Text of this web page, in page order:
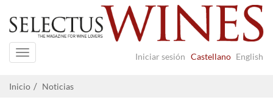
Iniciar sesión Castellano English
Navigation
Inicio Noticias